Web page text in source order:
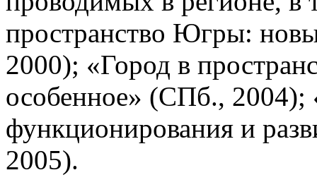
пространство Югры:
2000); «Город в
особенное» (СПб., 2004);
функционирования и
2005).